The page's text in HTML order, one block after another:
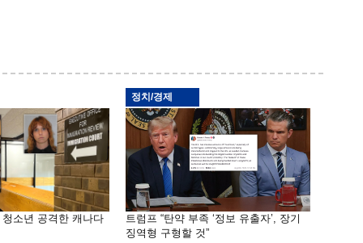
청소년 공격한 캐나다
정치/경제
트럼프 “탄약 부족 ‘정보 유출자’, 장기
징역형 구형할 것”